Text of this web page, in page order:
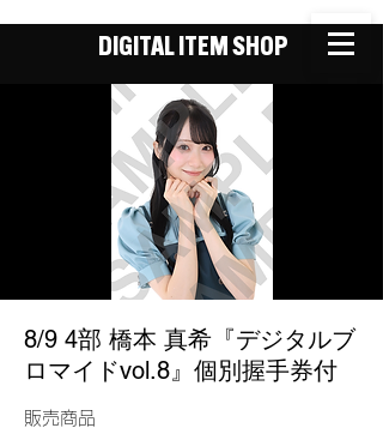
DIGITAL ITEM SHOP
8/9 4部 橋本 真希『デジタルブ
ロマイドvol.8』個別握手券付
販売商品